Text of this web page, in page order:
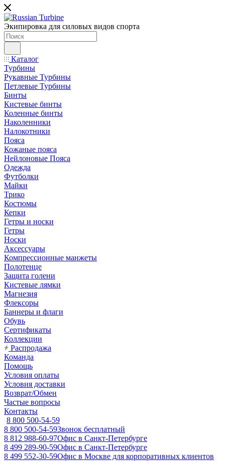
Экипировка для силовых видов спорта
Каталог
Турбины
Рукавные Турбины
Петлевые Турбины
Бинты
Кистевые бинты
Коленные бинты
Наколенники
Налокотники
Пояса
Кожаные пояса
Нейлоновые Пояса
Одежда
Футболки
Майки
Трико
Костюмы
Кепки
Гетры и носки
Гетры
Носки
Аксессуары
Компрессионные манжеты
Полотенце
Защита голени
Кистевые лямки
Магнезия
Флексоры
Баннеры и флаги
Обувь
Сертификаты
Коллекции
Распродажа
Команда
Помощь
Условия оплаты
Условия доставки
Возврат/Обмен
Частые вопросы
Контакты
8 800 500-54-59
8 800 500-54-59Звонок бесплатный
8 812 988-60-97Офис в Санкт-Петербурге
8 499 289-90-59Офис в Санкт-Петербурге
8 499 552-30-59Офис в Москве для корпоративных клиентов